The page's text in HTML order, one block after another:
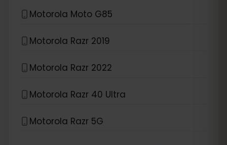
Motorola Moto G85
Motorola Razr 2019
Motorola Razr 2022
Motorola Razr 40 Ultra
Motorola Razr 5G